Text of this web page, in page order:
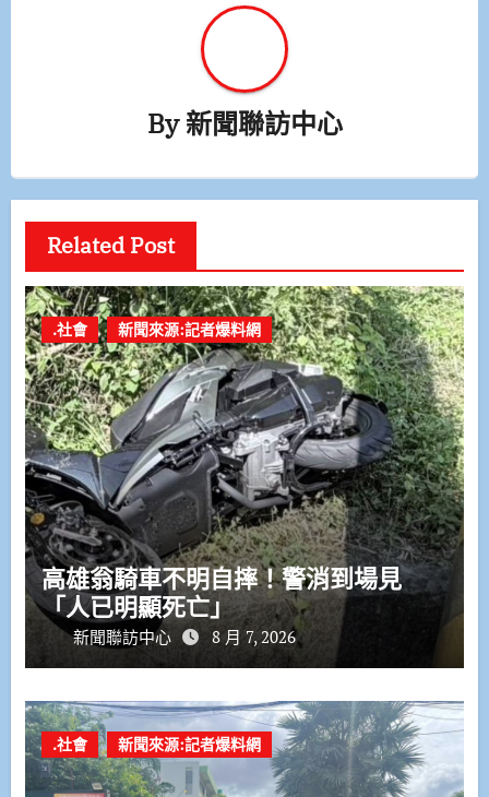
By新聞聯訪中心
Related Post
.社會 新聞來源:記者爆料網
高雄翁騎車不明自摔！警消到場見
「人已明顯死亡」
新聞聯訪中心 8 月 7, 2026
.社會 新聞來源:記者爆料網